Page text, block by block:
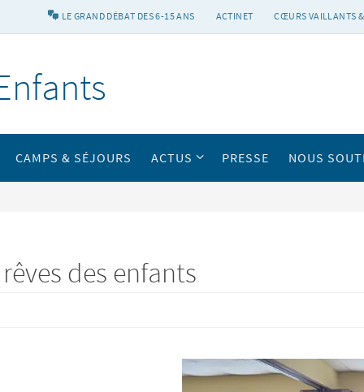
LE GRAND DÉBAT DES 6-15 ANS ACTINET CŒURS VAILLANTS
CAMPS & SÉJOURS ACTUS PRESSE NOUS
des enfants